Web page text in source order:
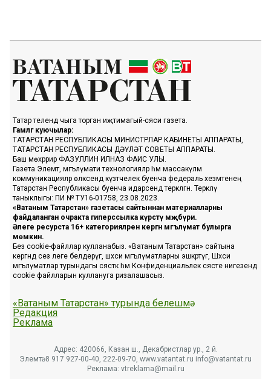
Татар телендә чыга торган иҗтимагый-сәяси газета.
Гамәлгә куючылар:
ТАТАРСТАН РЕСПУБЛИКАСЫ МИНИСТРЛАР КАБИНЕТЫ АППАРАТЫ,
ТАТАРСТАН РЕСПУБЛИКАСЫ ДӘҮЛӘТ СОВЕТЫ АППАРАТЫ.
Баш мөхәррир ФАЗУЛЛИН ИЛНАЗ ФАИС УЛЫ.
Газета Элемтә, мәгълүмати технологияләр һәм массакүләм
коммуникацияләр өлкәсендә күзәтчелек буенча федераль хезмәтенең
Татарстан Республикасы буенча идарәсендә теркәлгән. Теркәлү
таныклыгы: ПИ № ТУ16-01758, 23.08.2023.
«Ватаным Татарстан» газетасы сайтыннан материалларны
файдаланган очракта гиперссылка күрсәтү мәҗбүри.
Әлеге ресурста 16+ категорияләренә кергән мәгълүмат булырга
мөмкин.
Без cookie-файллар кулланабыз. «Ватаным Татарстан» сайтына
кергәндә сез әлеге белдерүгә, шәхси мәгълүматларны эшкәртүгә, Шәхси
мәгълүматлар турындагы сәясәткә һәм Конфиденциальлек сәясәте нигезендә
cookie файлларын куллануга ризалашасыз.
«Ватаным Татарстан» турында белешмә
Редакция
Реклама
Адрес: 420066, Казан ш., Декабристлар ур., 2 й.
Элемтә: 8 917 927-00-40, 222-09-70, www.vatantat.ru info@vatantat.ru
Реклама: vtreklama@mail.ru